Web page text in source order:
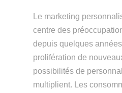
Le marketing
centre des
depuis quelques
prolifération de
possibilités de
multiplient. Les